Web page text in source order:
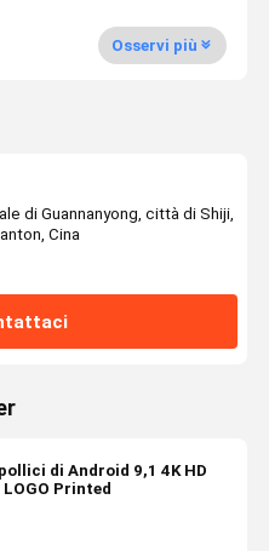
Osservi più
di Guannanyong, città di Shiji,
Cina
di Android 9,1 4K HD
Printed